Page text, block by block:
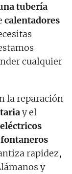
tubería
calentadores
cualquier
la reparación
y el
fontaneros
rapidez,
y